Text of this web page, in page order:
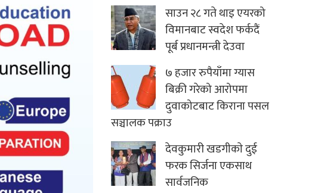
साउन २८ गते थाइ एयरको
विमानबाट स्वदेश फर्कदैं
पूर्ब प्रधानमन्त्री देउवा
७ हजार रुपैयाँमा ग्यास
बिक्री गरेको आरोपमा
दुवाकोटबाट किराना पसल
सञ्चालक पक्राउ
देवकुमारी खडगीकाे दुई
फरक सिर्जना एकसाथ
सार्वजनिक